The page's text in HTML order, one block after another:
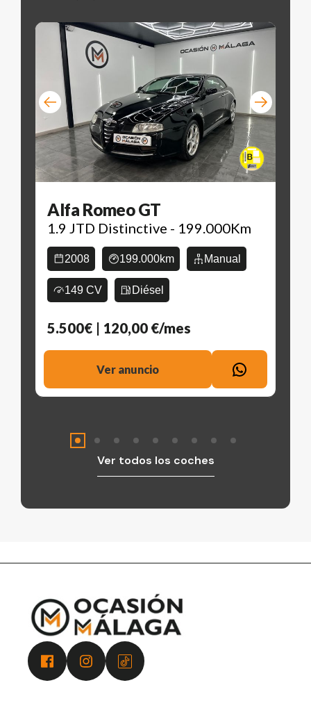
Alfa Romeo GT
1.9 JTD Distinctive - 199.000Km
2008 199.000km Manual
149 CV Diésel
5.500€ | 120,00 €/mes
Ver anuncio
Ver todos los coches